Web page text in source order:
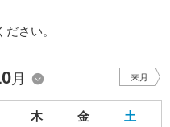
さい。
月 来月
木 金 土